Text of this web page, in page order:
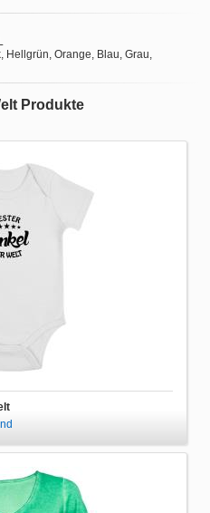
Hellgrün, Orange, Blau, Grau,
Produkte